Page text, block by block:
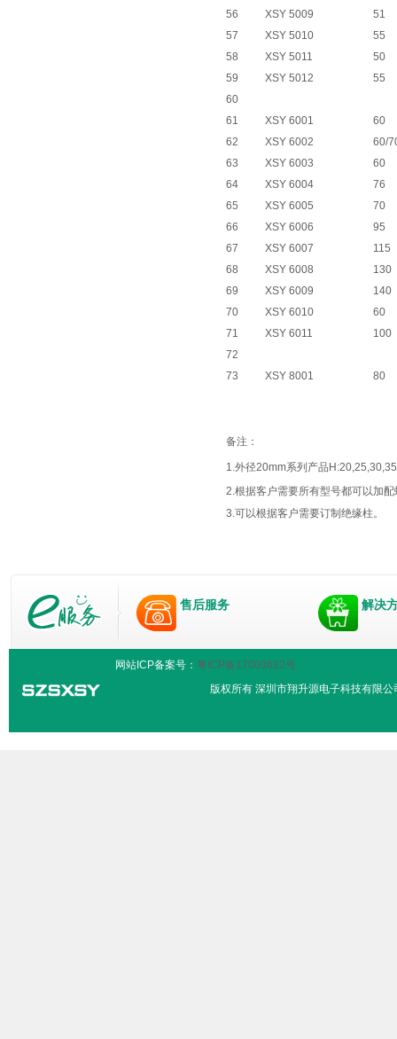
56
XSY 5009
51
57
XSY 5010
55
58
XSY 5011
50
59
XSY 5012
55
60
61
XSY 6001
60
62
XSY 6002
60/
63
XSY 6003
60
64
XSY 6004
76
65
XSY 6005
70
66
XSY 6006
95
67
XSY 6007
115
68
XSY 6008
130
69
XSY 6009
140
70
XSY 6010
60
71
XSY 6011
100
72
73
XSY 8001 80
备注：
1.外径20mm系列产品
2.根据客户需要所有型号都可以加配
3.可以根据客户需要订制绝缘柱。
售后服务 解决
网站ICP备案号： 粤ICP备17003622号
版权所有 深圳市翔升源电子科技有限